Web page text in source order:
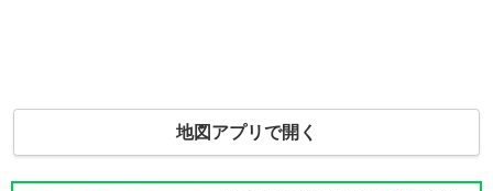
地図アプリで開く